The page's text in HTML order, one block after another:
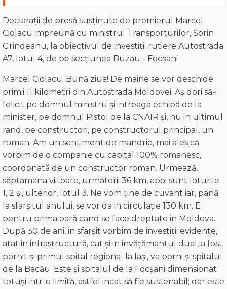
Declarații de presă susținute de premierul Marcel
Ciolacu impreună cu ministrul Transporturilor, Sorin
Grindeanu, la obiectivul de investiții rutiere Autostrada
A7, lotul 4, de pe secțiunea Buzău - Focșani
Marcel Ciolacu: Bună ziua! De maine se vor deschide
primii 11 kilometri din Autostrada Moldovei. Aș dori să-i
felicit pe domnul ministru și intreaga echipă de la
minister, pe domnul Pistol de la CNAIR și, nu in ultimul
rand, pe constructori, pe constructorul principal, un
roman. Am un sentiment de mandrie, mai ales că
vorbim de o companie cu capital 100% romanesc,
coordonată de un constructor roman. Urmează,
săptămana viitoare, următorii 36 km, apoi sunt loturile
1, 2 și, ulterior, lotul 3. Ne vom ține de cuvant iar, pană
la sfarșitul anului, se vor da in circulație 130 km. E
pentru prima oară cand se face dreptate in Moldova.
După 30 de ani, in sfarșit vorbim de investiții evidente,
atat in infrastructură, cat și in invățămantul dual, a fost
pornit și primul spital regional la Iași, va porni și spitalul
de la Bacău. Este și spitalul de la Focșani dimensionat
totuși intr-o limită, astfel incat să fie sustenabil; dar este